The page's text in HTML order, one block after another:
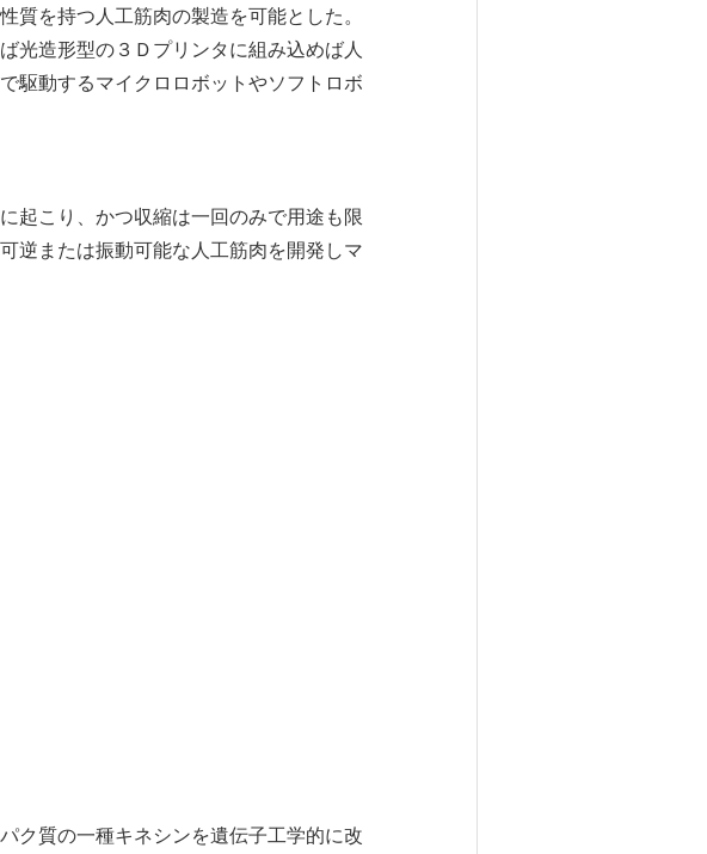
質を持つ人工筋肉の製造を可能とした。
光造形型の３Ｄプリンタに組み込めば人
駆動するマイクロロボットやソフトロボ
起こり、かつ収縮は一回のみで用途も限
逆または振動可能な人工筋肉を開発しマ
ク質の一種キネシンを遺伝子工学的に改